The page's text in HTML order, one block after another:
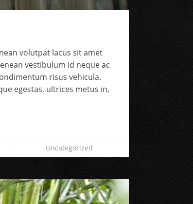
volutpat lacus sit amet
vestibulum id neque ac
risus vehicula.
egestas, ultrices metus in,
Uncategorized